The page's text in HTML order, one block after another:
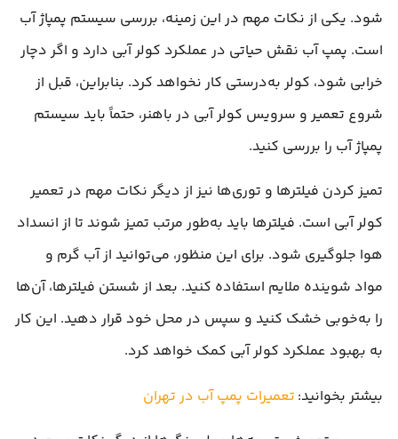
شود. یکی از نکات مهم در این زمینه، بررسی سیستم پمپاژ آب
است. پمپ آب نقش حیاتی در عملکرد کولر آبی دارد و اگر دچار
خرابی شود، کولر به‌درستی کار نخواهد کرد. بنابراین، قبل از
شروع تعمیر و سرویس کولر آبی در باهنر، حتماً باید سیستم
پمپاژ آب را بررسی کنید.
تمیز کردن فیلترها و توری‌ها نیز از دیگر نکات مهم در تعمیر
کولر آبی است. فیلترها باید به‌طور مرتب تمیز شوند تا از انسداد
هوا جلوگیری شود. برای این منظور، می‌توانید از آب گرم و
مواد شوینده ملایم استفاده کنید. بعد از شستن فیلترها، آن‌ها
را به‌خوبی خشک کنید و سپس در محل خود قرار دهید. این کار
به بهبود عملکرد کولر آبی کمک خواهد کرد.
بیشتر بخوانید: تعمیرات پمپ آب در تهران